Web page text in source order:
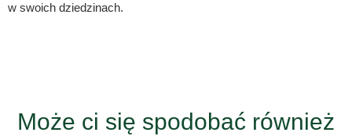
w swoich dziedzinach.
Może ci się spodobać również